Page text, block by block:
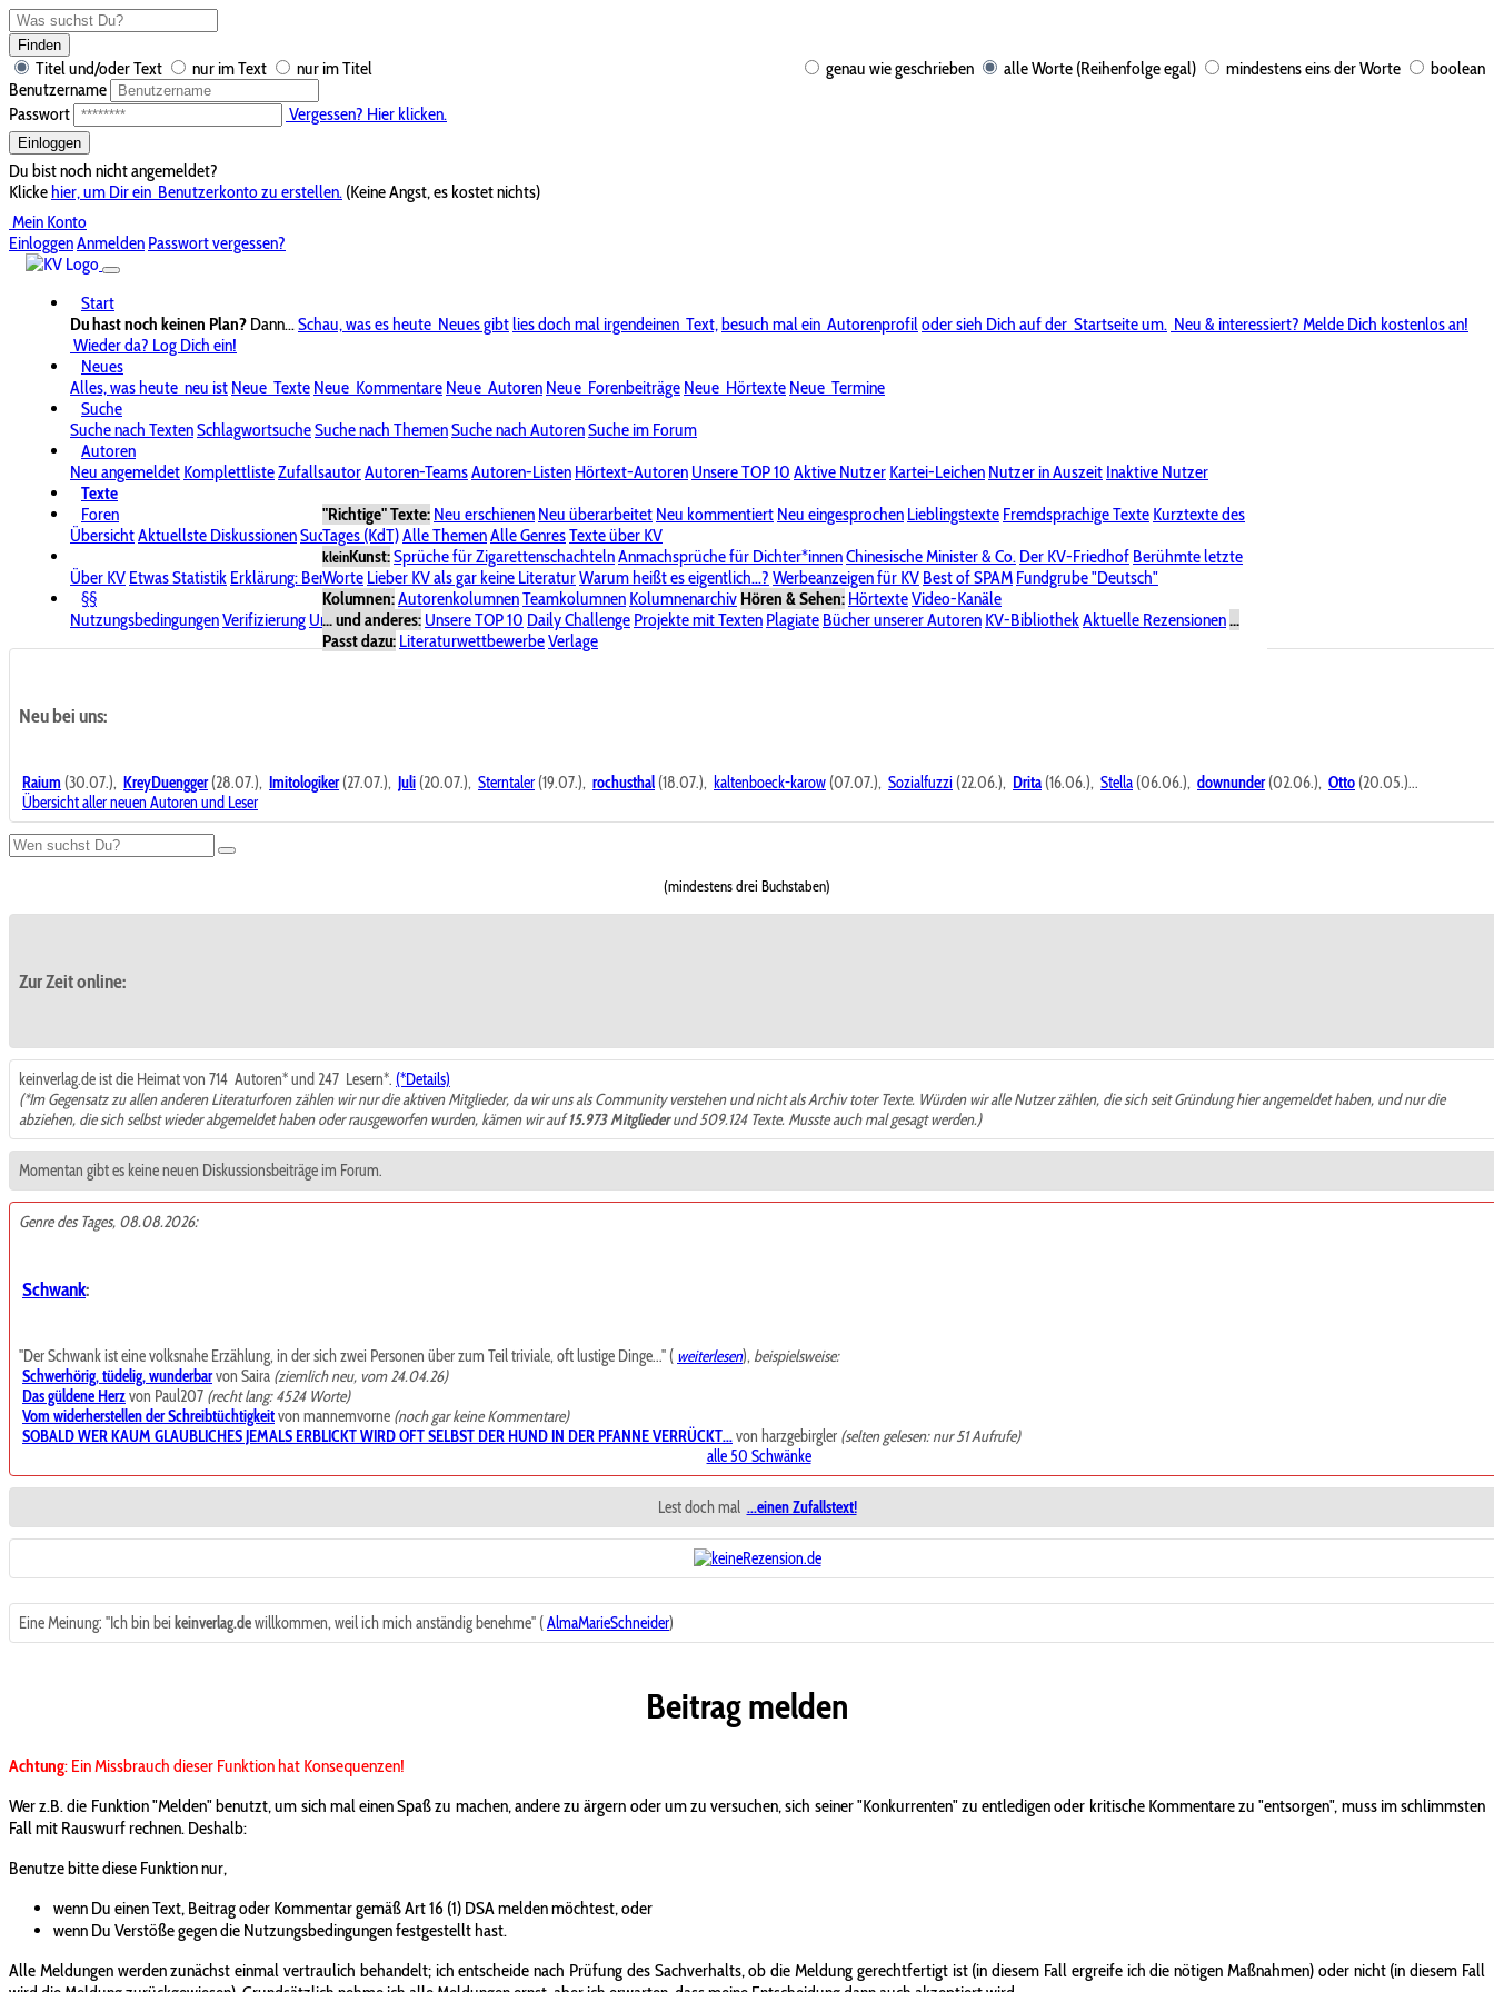
Finden
genau wie geschrieben alle Worte (Reihenfolge egal) mindestens eins der Worte boolean
Titel und/oder Text nur im Text
nur im Titel
Benutzername
Passwort
Vergessen? Hier klicken.
Einloggen
Du bist noch nicht angemeldet?
Klickehier, um Dir ein Benutzerkonto zu erstellen. (Keine Angst, es kostet nichts)
Mein Konto
EinloggenAnmelden Passwort vergessen?
Start
Du hast noch keinen Plan? Dann...Schau, was es heute Neues gibtlies doch mal irgendeinen Text,besuch mal ein Autorenprofiloder sieh Dich auf der Startseite um. Neu & interessiert? Melde Dich kostenlos an!
Wieder da? Log Dich ein!
Neues
Alles, was heute neu ist Neue Texte Neue Kommentare Neue Autoren Neue Forenbeiträge Neue Hörtexte Neue Termine
Suche
Suche nach TextenSchlagwortsucheSuche nach ThemenSuche nach AutorenSuche im Forum
Autoren
Neu angemeldet KomplettlisteZufallsautorAutoren-TeamsAutoren-Listen Hörtext-Autoren Unsere TOP 10 Aktive Nutzer Kartei-Leichen Nutzer in Auszeit Inaktive Nutzer
Texte
"Richtige" Texte: Neu erschienen Neu überarbeitet Neu kommentiert Neu eingesprochen Lieblingstexte Fremdsprachige Texte Kurztexte des
Tages (KdT)Alle ThemenAlle GenresTexte über KV
kleinKunst:Sprüche für ZigarettenschachtelnAnmachsprüche für Dichter*innenChinesische Minister & Co. Der KV-Friedhof Berühmte letzte
Worte Lieber KV als gar keine LiteraturWarum heißt es eigentlich...? Werbeanzeigen für KV Best of SPAM Fundgrube "Deutsch"
Kolumnen:AutorenkolumnenTeamkolumnen Kolumnenarchiv Hören & Sehen: HörtexteVideo-Kanäle
... und anderes: Unsere TOP 10 Daily Challenge Projekte mit Texten Plagiate Bücher unserer Autoren KV-BibliothekAktuelle Rezensionen...
Passt dazu: LiteraturwettbewerbeVerlage
Foren
ÜbersichtAktuellste DiskussionenSuche im ForumBereich "KV-Board"Bereich "Literatur & Schreiberei"
Über KV Etwas Statistik Erklärung: BenutzersymboleSpende für KV Unsere SpenderlisteAlle Wege führen zu KVPasswort vergessen?
§§
NutzungsbedingungenVerifizierung UrheberrechtAvatare & BilderStalkingDatenschutzerklärungImpressum
Neu bei uns:
Raium (30.07.), KreyDuengger(28.07.), Imitologiker(27.07.), Juli (20.07.), Sterntaler (19.07.), rochusthal (18.07.), kaltenboeck-karow (07.07.), Sozialfuzzi (22.06.), Drita (16.06.), Stella (06.06.), downunder(02.06.), Otto (20.05.)...
Übersicht aller neuen Autoren und Leser
(mindestens drei Buchstaben)
Zur Zeit online:
keinverlag.de ist die Heimat von 714 Autoren* und 247 Lesern*. (*Details)
(*Im Gegensatz zu allen anderen Literaturforen zählen wir nur die aktiven Mitglieder, da wir uns als Community verstehen und nicht als Archiv toter Texte. Würden wir alle Nutzer zählen, die sich seit Gründung hier angemeldet haben, und nur die
abziehen, die sich selbst wieder abgemeldet haben oder rausgeworfen wurden, kämen wir auf15.973 Mitgliederund 509.124 Texte. Musste auch mal gesagt werden.)
Momentan gibt es keine neuen Diskussionsbeiträge im Forum.
Genre des Tages, 08.08.2026:
Schwank:
"Der Schwank ist eine volksnahe Erzählung, in der sich zwei Personen über zum Teil triviale, oft lustige Dinge..." ( weiterlesen),beispielsweise:
Schwerhörig, tüdelig, wunderbarvon Saira (ziemlich neu, vom 24.04.26)
Das güldene Herzvon Paul207 (recht lang: 4524 Worte)
Vom widerherstellen der Schreibtüchtigkeitvon mannemvorne (noch gar keine Kommentare)
SOBALD WER KAUM GLAUBLICHES JEMALS ERBLICKT WIRD OFT SELBST DER HUND IN DER PFANNE VERRÜCKT...von harzgebirgler (selten gelesen: nur 51 Aufrufe)
alle 50 Schwänke
Lest doch mal ...einen Zufallstext!
Eine Meinung: "Ich bin bei keinverlag.dewillkommen, weil ich mich anständig benehme" (AlmaMarieSchneider)
Beitrag melden
Achtung: Ein Missbrauch dieser Funktion hat Konsequenzen!
Wer z.B. die Funktion "Melden" benutzt, um sich mal einen Spaß zu machen, andere zu ärgern oder um zu versuchen, sich seiner "Konkurrenten" zu entledigen oder kritische Kommentare zu "entsorgen", muss im schlimmsten
Fall mit Rauswurf rechnen. Deshalb:
Benutze bitte diese Funktion nur,
wenn Du einen Text, Beitrag oder Kommentar gemäß Art 16 (1) DSA melden möchtest, oder
wenn Du Verstöße gegen die Nutzungsbedingungen festgestellt hast.
Alle Meldungen werden zunächst einmal vertraulich behandelt; ich entscheide nach Prüfung des Sachverhalts, ob die Meldung gerechtfertigt ist (in diesem Fall ergreife ich die nötigen Maßnahmen) oder nicht (in diesem Fall